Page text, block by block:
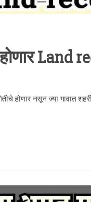
Land
होणार नसून ज्या गावात